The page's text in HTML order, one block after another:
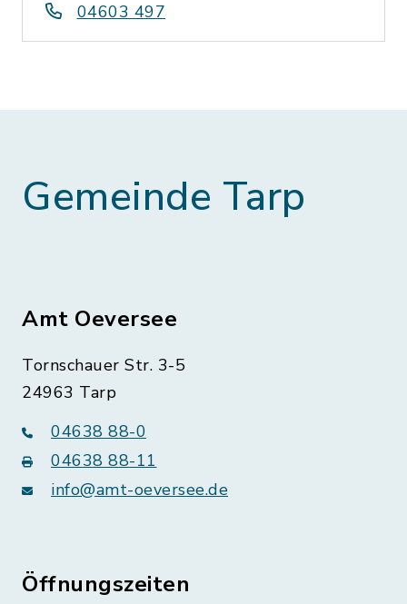
04603 497
Gemeinde Tarp
Amt Oeversee
Tornschauer Str. 3-5
24963 Tarp
04638 88-0
04638 88-11
info@amt-oeversee.de
Öffnungszeiten